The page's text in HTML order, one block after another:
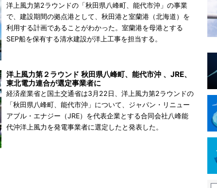
洋上風力第2ラウンドの「秋田県八峰町、能代市沖」の事業
で、建設期間の拠点港として、秋田港と室蘭港（北海道）を
利用する計画であることがわかった。室蘭港を母港とする
SEP船を保有する清水建設が洋上工事を担当する。
経済産業省と国土交通省は3月22日、洋上風力第2ラウンドの
「秋田県八峰町、能代市沖」について、ジャパン・リニュー
アブル・エナジー（JRE）を代表企業とする合同会社八峰能
代沖洋上風力を発電事業者に選定したと発表した。
洋上風力第２ラウンド 秋田県八峰町、能代市沖 、JRE、
東北電力連合が選定事業者に